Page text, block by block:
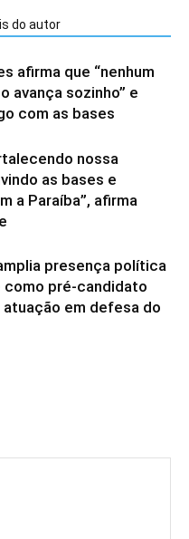
do autor
afirma que “nenhum
avança sozinho” e
com as bases
nossa
as bases e
a Paraíba”, afirma
presença política
pré-candidato
em defesa do